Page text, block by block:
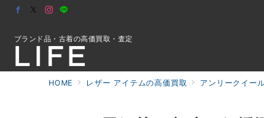
ブランド品・古着の高価買取・査定
HOME レザー アイテムの高価買取 アンリークイー